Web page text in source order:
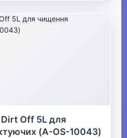
Off 5L для
(A-OS-10043)